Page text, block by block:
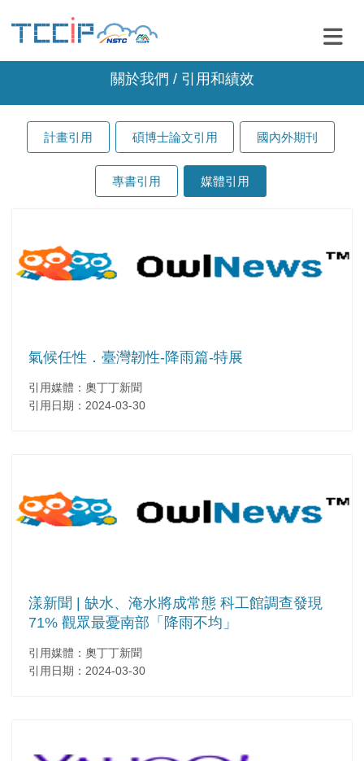
關於我們 / 引用和績效
計畫引用 碩博士論文引用 國內外期刊
專書引用 媒體引用
氣候任性．臺灣韌性-降雨篇-特展
引用媒體：奧丁丁新聞
引用日期：2024-03-30
漾新聞 | 缺水、淹水將成常態 科工館調查發現
71% 觀眾最憂南部「降雨不均」
引用媒體：奧丁丁新聞
引用日期：2024-03-30